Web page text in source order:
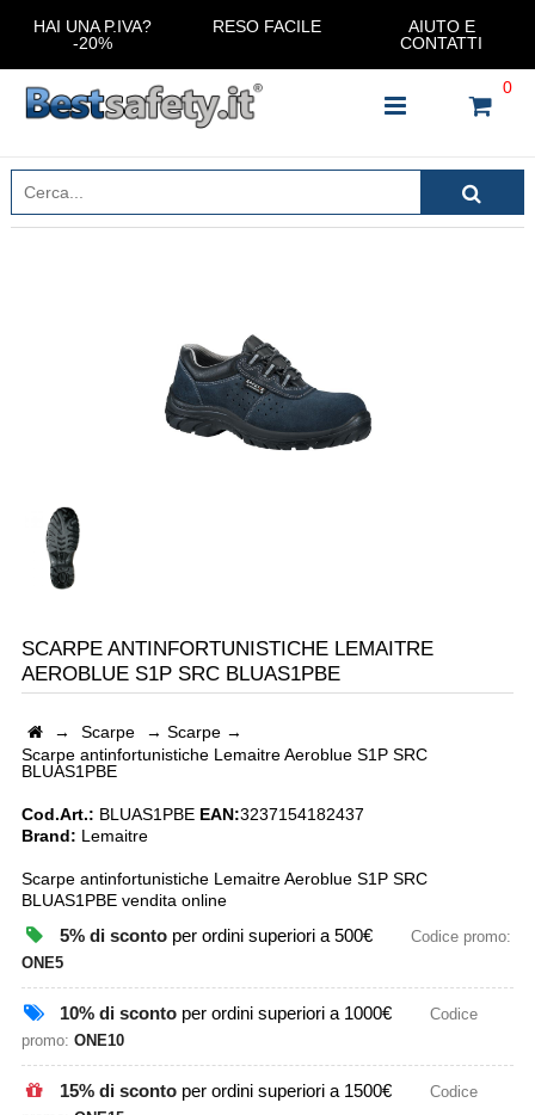
HAI UNA P.IVA?
-20%
RESO FACILE
AIUTO E
CONTATTI
0
CHIUDI RICERCA
SCARPE ANTINFORTUNISTICHE LEMAITRE
AEROBLUE S1P SRC BLUAS1PBE
→ Scarpe → Scarpe→
Scarpe antinfortunistiche Lemaitre Aeroblue S1P SRC
BLUAS1PBE
Cod.Art.: BLUAS1PBE EAN:3237154182437
Brand: Lemaitre
Scarpe antinfortunistiche Lemaitre Aeroblue S1P SRC
BLUAS1PBE vendita online
5% di scontoper ordini superiori a 500€
Codice promo:
ONE5
10% di scontoper ordini superiori a 1000€
Codice
promo: ONE10
15% di scontoper ordini superiori a 1500€
Codice